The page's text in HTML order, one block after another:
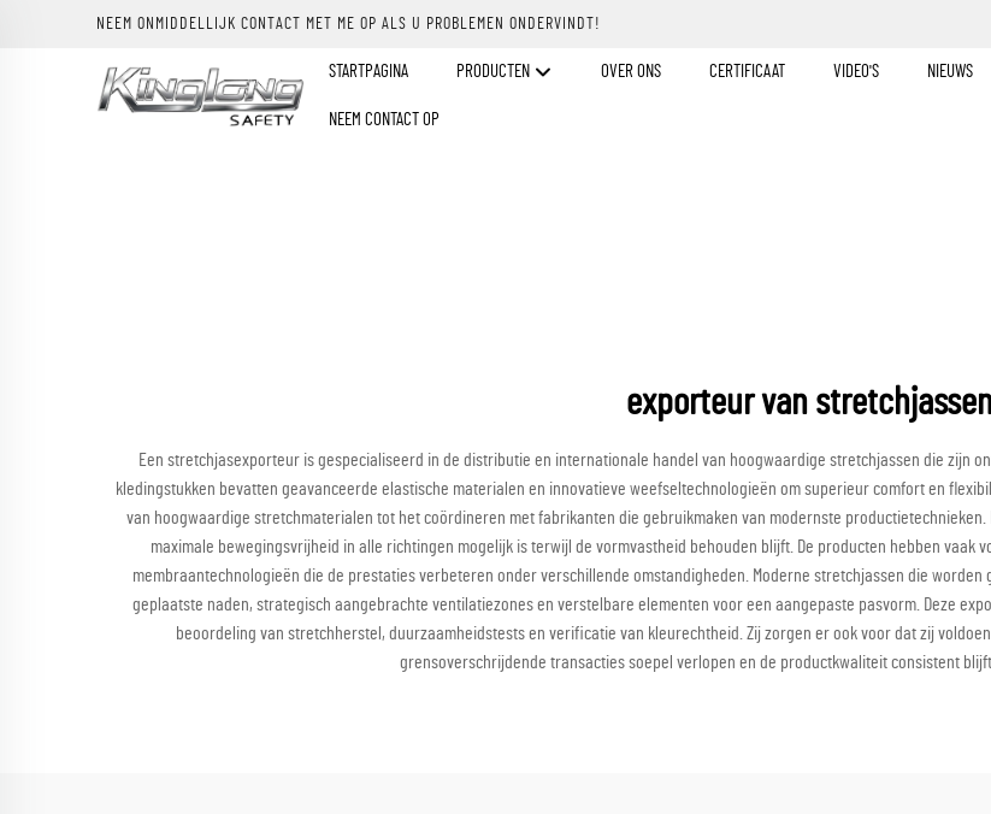
NEEM ONMIDDELLIJK CONTACT MET ME OP ALS U PROBLEMEN ONDERVINDT!
STARTPAGINA PRODUCTEN OVER ONS CERTIFICAAT VIDEO'S NIEUWS
NEEM CONTACT OP
exporteur van
Een stretchjasexporteur is gespecialiseerd in de distributie en internationale handel van hoogwaardige stretchjassen die zijn
kledingstukken bevatten geavanceerde elastische materialen en innovatieve weefseltechnologieën om superieur comfort en
van hoogwaardige stretchmaterialen tot het coördineren met fabrikanten die gebruikmaken van modernste
maximale bewegingsvrijheid in alle richtingen mogelijk is terwijl de vormvastheid behouden blijft. De producten hebben vaak
membraantechnologieën die de prestaties verbeteren onder verschillende omstandigheden. Moderne stretchjassen die
geplaatste naden, strategisch aangebrachte ventilatiezones en verstelbare elementen voor een aangepaste pasvorm. Deze
beoordeling van stretchherstel, duurzaamheidstests en verificatie van kleurechtheid. Zij zorgen er ook voor dat zij
grensoverschrijdende transacties soepel verlopen en de productkwaliteit consistent